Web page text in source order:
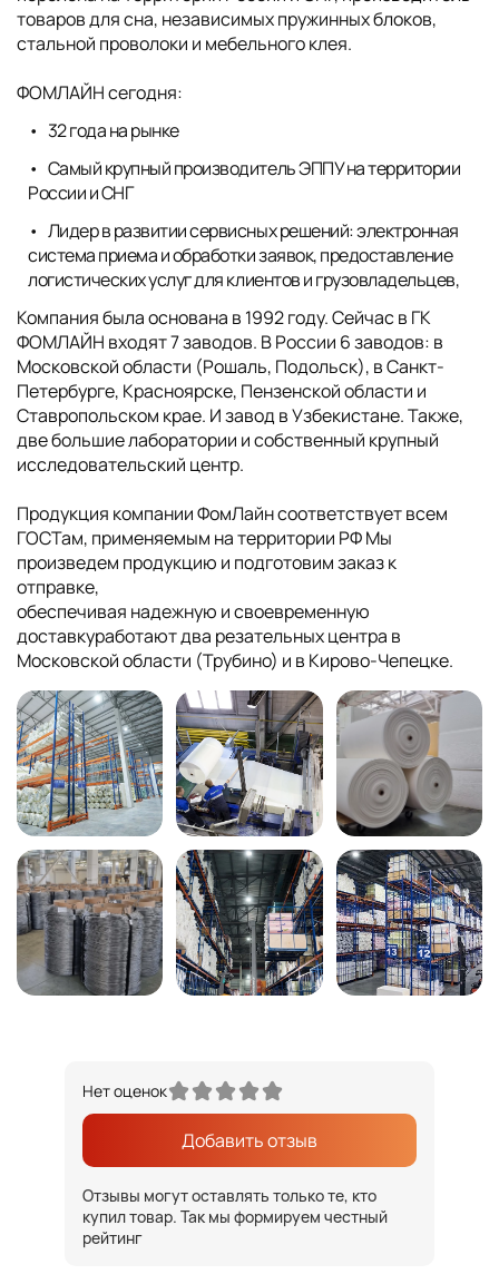
товаров для сна, независимых пружинных блоков,
стальной проволоки и мебельного клея.
ФОМЛАЙН сегодня:
32 года на рынке
Самый крупный производитель ЭППУ на территории
России и СНГ
Лидер в развитии сервисных решений: электронная
система приема и обработки заявок, предоставление
логистических услуг для клиентов и грузовладельцев,
Компания была основана в 1992 году. Сейчас в ГК
ФОМЛАЙН входят 7 заводов. В России 6 заводов: в
Московской области (Рошаль, Подольск), в Санкт-
Петербурге, Красноярске, Пензенской области и
Ставропольском крае. И завод в Узбекистане. Также,
две большие лаборатории и собственный крупный
исследовательский центр.
Продукция компании ФомЛайн соответствует всем
ГОСТам, применяемым на территории РФ Мы
произведем продукцию и подготовим заказ к
отправке,
обеспечивая надежную и своевременную
доставкуработают два резательных центра в
Московской области (Трубино) и в Кирово-Чепецке.
Нет оценок
Добавить отзыв
Отзывы могут оставлять только те, кто
купил товар. Так мы формируем честный
рейтинг